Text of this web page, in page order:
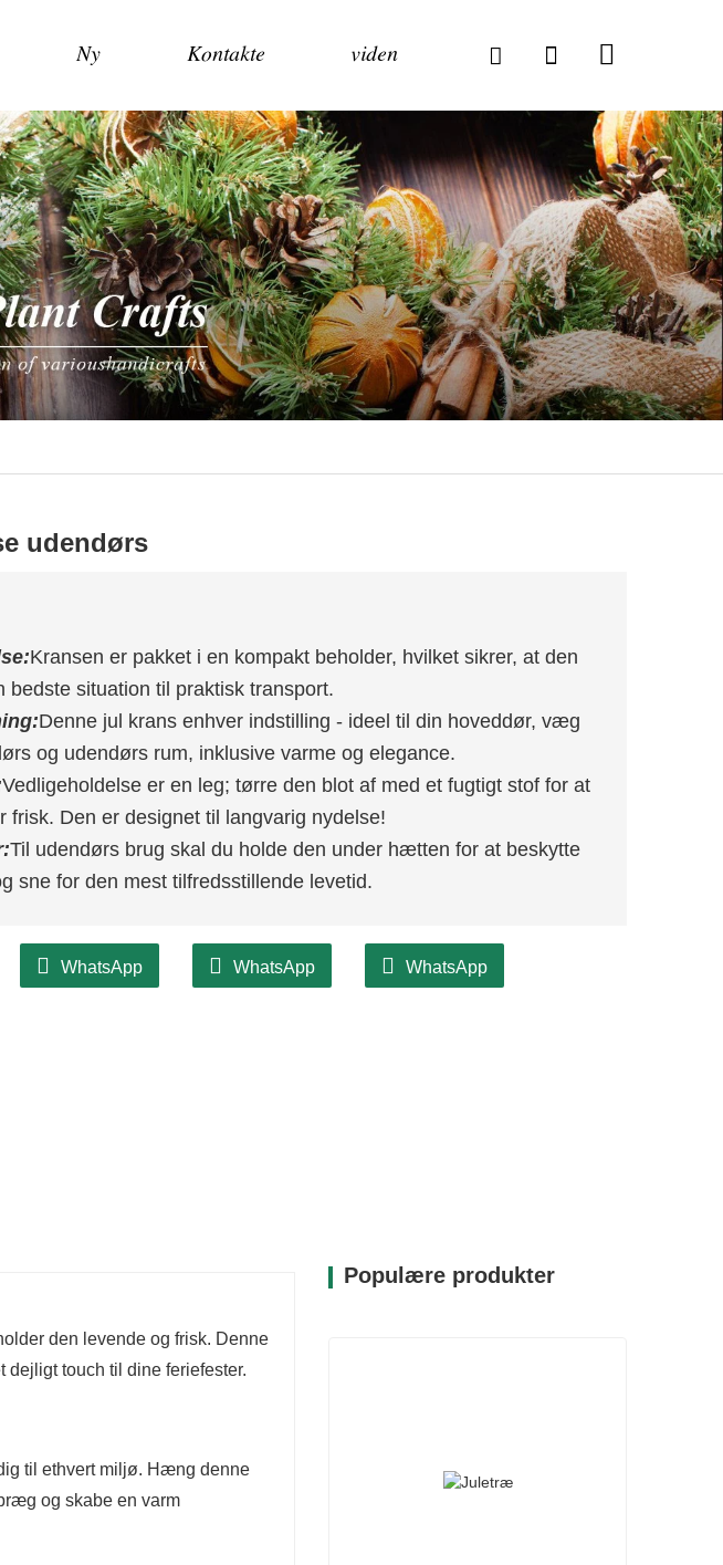
Ny Kontakte viden
udendørs
Kransen er pakket i en kompakt beholder, hvilket sikrer, at den
bedste situation til praktisk transport.
Denne jul krans enhver indstilling - ideel til din hoveddør, væg
og udendørs rum, inklusive varme og elegance.
Vedligeholdelse er en leg; tørre den blot af med et fugtigt stof for at
frisk. Den er designet til langvarig nydelse!
Til udendørs brug skal du holde den under hætten for at beskytte
sne for den mest tilfredsstillende levetid.
WhatsApp WhatsApp WhatsApp
den levende og frisk. Denne
touch til dine feriefester.
til ethvert miljø. Hæng denne
og skabe en varm
Populære produkter